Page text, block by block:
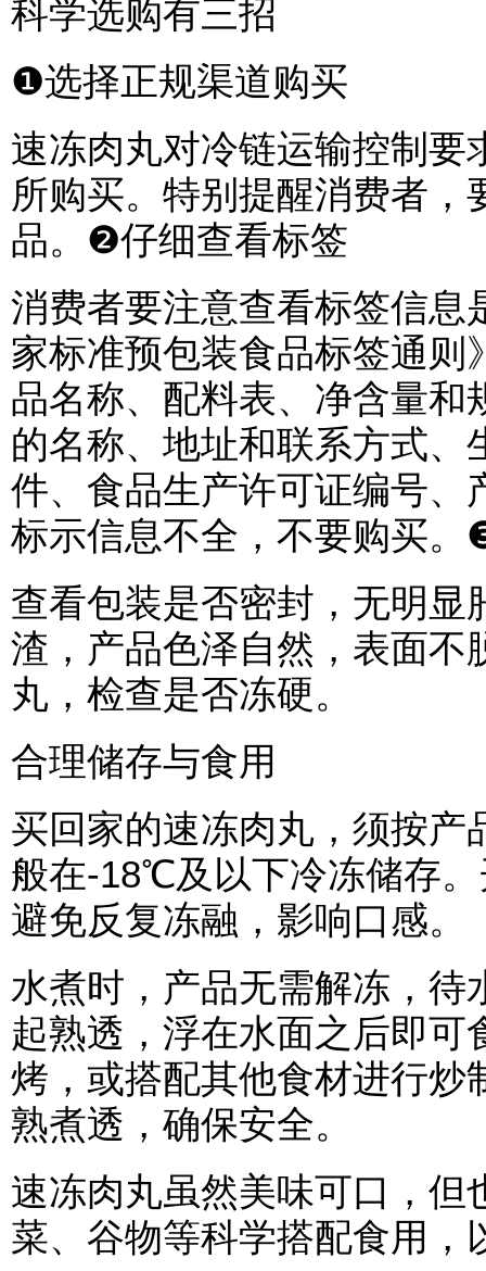
科学选购有三招
❶选择正规渠道购买
速冻肉丸对冷链运输控制要
所购买。特别提醒消费者
品。❷仔细查看标签
消费者要注意查看标签信息
家标准预包装食品标签通则
品名称、配料表、净含量和
的名称、地址和联系方式
件、食品生产许可证编号、
标示信息不全，不要购买
查看包装是否密封，无明显
渣，产品色泽自然，表面不
丸，检查是否冻硬。
合理储存与食用
买回家的速冻肉丸，须按产
般在-18℃及以下冷冻储存
避免反复冻融，影响口感。
水煮时，产品无需解冻，待
起熟透，浮在水面之后即
烤，或搭配其他食材进行炒
熟煮透，确保安全。
速冻肉丸虽然美味可口，但
菜、谷物等科学搭配食用，